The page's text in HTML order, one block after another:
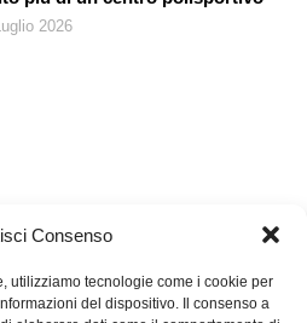
Consenso
utilizziamo tecnologie come i cookie per
del dispositivo. Il consenso a
2026